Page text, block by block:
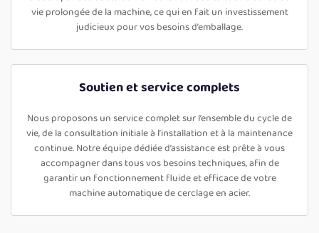
vie prolongée de la machine, ce qui en fait un investissement
judicieux pour vos besoins d’emballage.
Soutien et service complets
Nous proposons un service complet sur l’ensemble du cycle de
vie, de la consultation initiale à l’installation et à la maintenance
continue. Notre équipe dédiée d’assistance est prête à vous
accompagner dans tous vos besoins techniques, afin de
garantir un fonctionnement fluide et efficace de votre
machine automatique de cerclage en acier.